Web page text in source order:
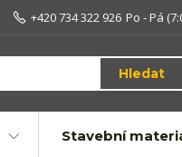
Hledat
+420 734 322 926 Po - Pá
Stavební